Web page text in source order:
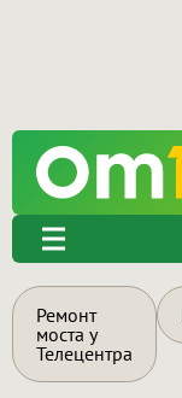
Ремонт
моста у
Телецентра